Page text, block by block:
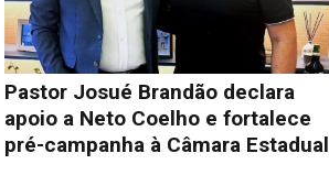
Pastor Josué Brandão declara
apoio a Neto Coelho e fortalece
pré-campanha à Câmara Estadual